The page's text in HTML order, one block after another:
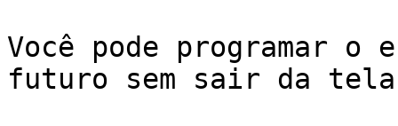
Você pode programar o
futuro sem sair da